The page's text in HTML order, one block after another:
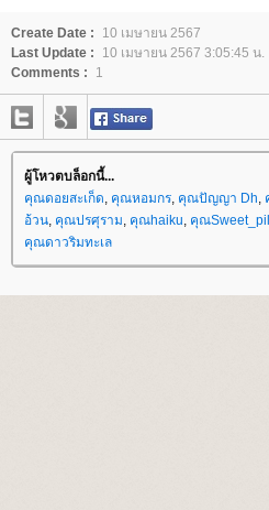
Create Date :
10 เมษายน 2567
Last Update :
10 เมษายน 2567 3:05:45 น.
Comments :
1
ผู้โหวตบล็อกนี้...
คุณดอยสะเก็ด, คุณหอมกร, คุณปัญญา Dh,
อ้วน, คุณปรศุราม, คุณhaiku, คุณ
คุณดาวริมทะเล